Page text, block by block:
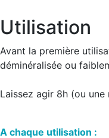
Utilisation
Avant la première
déminéralisée ou
Laissez agir 8h (ou
A chaque utilisation :